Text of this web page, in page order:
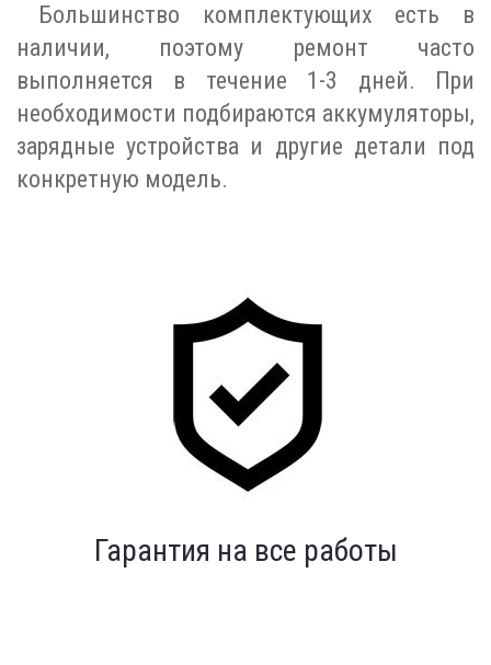
Большинство комплектующих есть в
наличии, поэтому ремонт часто
выполняется в течение 1-3 дней. При
необходимости подбираются аккумуляторы,
зарядные устройства и другие детали под
конкретную модель.
Индивидуальный подход